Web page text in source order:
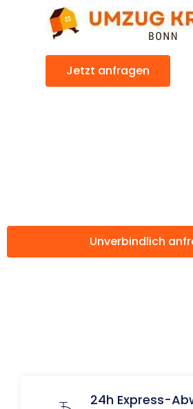
Jetzt anfragen
Unverbindlich
24h Express-